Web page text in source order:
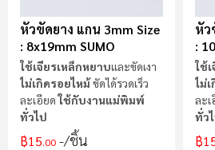
หัวขัดยาง แกน 3mm Size
: 8x19mm SUMO
ใช้เจียรเหล็กหยาบและขัดเงา
ไม่เกิดรอยไหม้ขัดได้รวดเร็ว
ละเอียดใช้กับงานแม่พิมพ์
ทั่วไป
฿15.00 /ชิ้น
หัว
:
ใช้
ไม่
ละ
ทั่ว
฿